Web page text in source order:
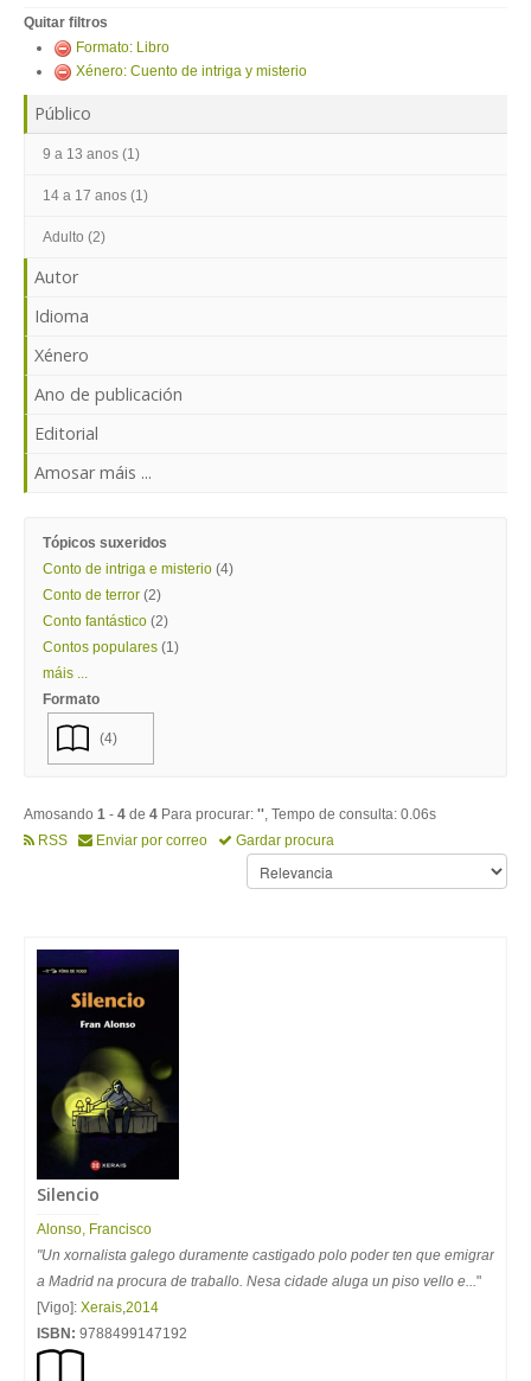
Quitar filtros
Formato: Libro
Xénero: Cuento de intriga y misterio
Público
9 a 13 anos (1)
14 a 17 anos (1)
Adulto (2)
Autor
Idioma
Xénero
Ano de publicación
Editorial
Amosar máis ...
Tópicos suxeridos
Conto de intriga e misterio (4)
Conto de terror (2)
Conto fantástico (2)
Contos populares (1)
máis ...
Formato
(4)
Amosando 1 - 4 de 4 Para procurar: '', Tempo de consulta: 0.06s
RSS
Enviar por correo Gardar procura
Silencio
Alonso, Francisco
"Un xornalista galego duramente castigado polo poder ten que emigrar
a Madrid na procura de traballo. Nesa cidade aluga un piso vello e..."
[Vigo]: Xerais,2014
ISBN: 9788499147192